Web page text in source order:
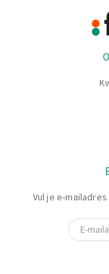
Zorgen voor
Effectief
Vul je e-
E-mail